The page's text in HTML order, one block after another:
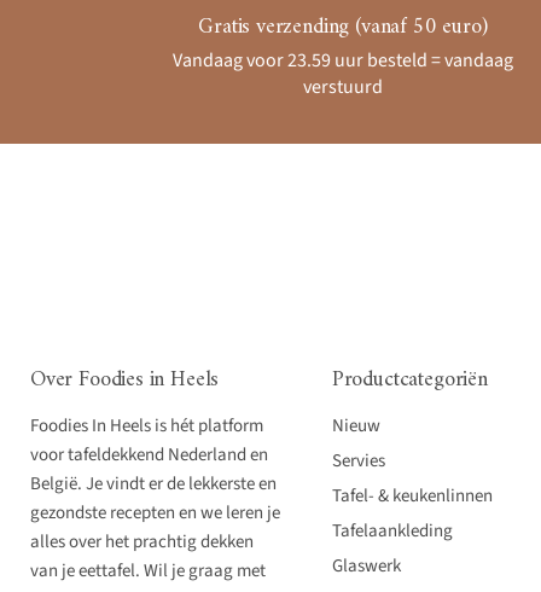
Gratis verzending (vanaf 50 euro)
Vandaag voor 23.59 uur besteld = vandaag
verstuurd
Over Foodies in Heels
Foodies In Heels is hét platform
voor tafeldekkend Nederland en
België. Je vindt er de lekkerste en
gezondste recepten en we leren je
alles over het prachtig dekken
van je eettafel. Wil je graag met
Productcategoriën
Nieuw
Servies
Tafel- & keukenlinnen
Tafelaankleding
Glaswerk